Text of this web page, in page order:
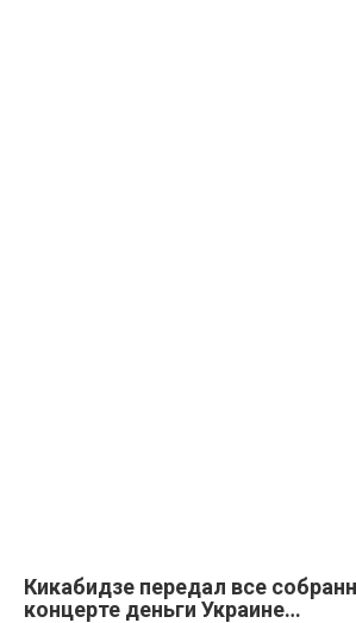
Кикабидзе передал все
концерте деньги Украине…